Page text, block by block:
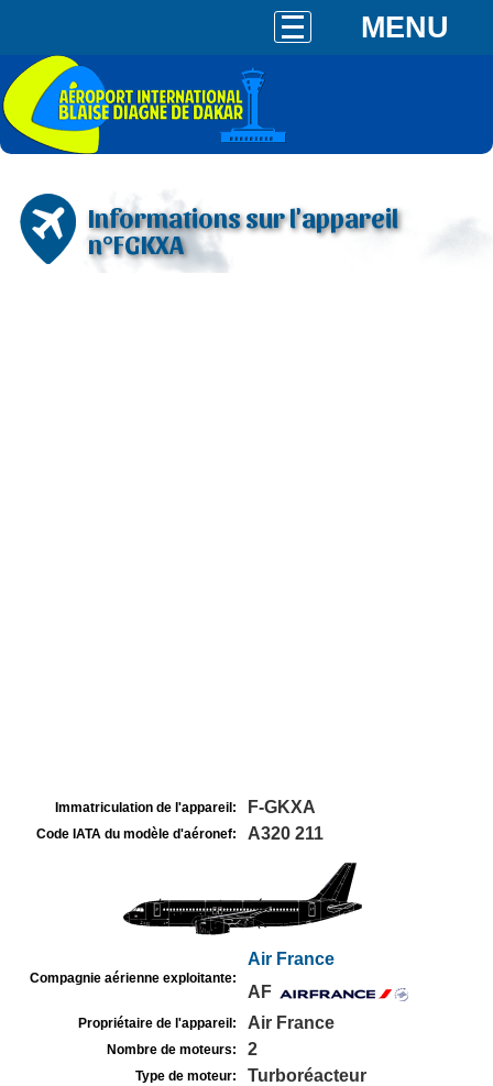
MENU
Informations sur l'appareil
n°FGKXA
Immatriculation de l'appareil: F-GKXA
Code IATA du modèle d'aéronef: A320 211
Compagnie aérienne exploitante:
Air France
AF
Propriétaire de l'appareil: Air France
Nombre de moteurs: 2
Type de moteur: Turboréacteur